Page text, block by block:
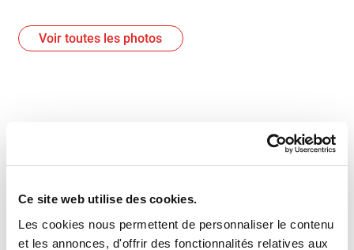
Ce site web utilise des cookies.
Les cookies nous permettent de personnaliser le contenu
et les annonces, d'offrir des fonctionnalités relatives aux
Voir toutes les photos
MERCI AUX PRÉCIEUX PARTENAIRES CETTE
ÉDITION